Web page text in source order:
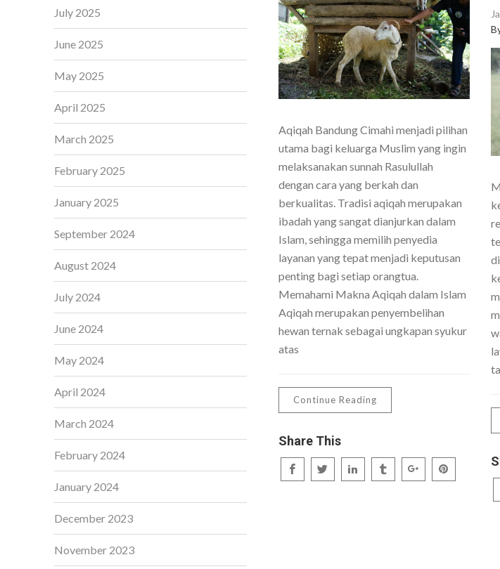
Aqiqah Bandung Cimahi menjadi pilihan
utama bagi keluarga Muslim yang ingin
melaksanakan sunnah Rasulullah
dengan cara yang berkah dan
berkualitas. Tradisi aqiqah merupakan
ibadah yang sangat dianjurkan dalam
Islam, sehingga memilih penyedia
layanan yang tepat menjadi keputusan
penting bagi setiap orangtua.
Memahami Makna Aqiqah dalam Islam
Aqiqah merupakan penyembelihan
hewan ternak sebagai ungkapan syukur
atas
Continue Reading
Share This
July 2025
June 2025
May 2025
April 2025
March 2025
February 2025
January 2025
September 2024
August 2024
July 2024
June 2024
May 2024
April 2024
March 2024
February 2024
January 2024
December 2023
November 2023